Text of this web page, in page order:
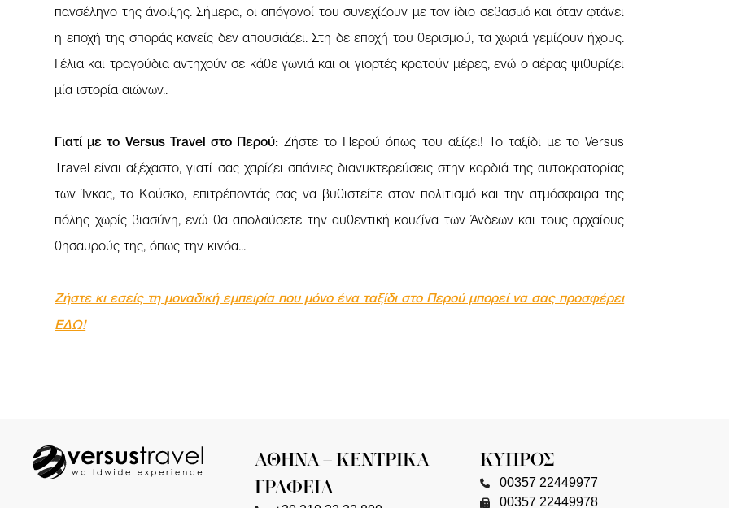
πανσέληνο της άνοιξης. Σήμερα, οι απόγονοί του συνεχίζουν με τον ίδιο σεβασμό και όταν φτάνει
η εποχή της σποράς κανείς δεν απουσιάζει. Στη δε εποχή του θερισμού, τα χωριά γεμίζουν ήχους.
Γέλια και τραγούδια αντηχούν σε κάθε γωνιά και οι γιορτές κρατούν μέρες, ενώ ο αέρας ψιθυρίζει
μία ιστορία αιώνων..
Γιατί με το Versus Travel στο Περού: Ζήστε το Περού όπως του αξίζει! Το ταξίδι με το Versus
Travel είναι αξέχαστο, γιατί σας χαρίζει σπάνιες διανυκτερεύσεις στην καρδιά της αυτοκρατορίας
των Ίνκας, το Κούσκο, επιτρέποντάς σας να βυθιστείτε στον πολιτισμό και την ατμόσφαιρα της
πόλης χωρίς βιασύνη, ενώ θα απολαύσετε την αυθεντική κουζίνα των Άνδεων και τους αρχαίους
θησαυρούς της, όπως την κινόα...
Ζήστε κι εσείς τη μοναδική εμπειρία που μόνο ένα ταξίδι στο Περού μπορεί να σας προσφέρει
ΕΔΩ!
ΑΘΗΝΑ – ΚΕΝΤΡΙΚΑ
ΓΡΑΦΕΙΑ
ΚΥΠΡΟΣ
00357 22449977
00357 22449978